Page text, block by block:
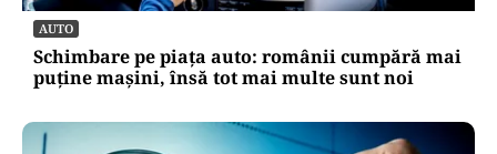
AUTO
Schimbare pe piața auto: românii cumpără mai
puține mașini, însă tot mai multe sunt noi